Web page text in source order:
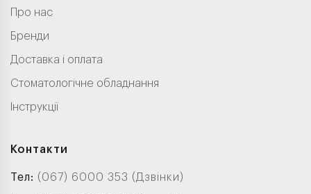
Про нас
Бренди
Доставка і оплата
Стоматологічне обладнання
Інструкції
Контакти
Тел: (067) 6000 353 (Дзвінки)